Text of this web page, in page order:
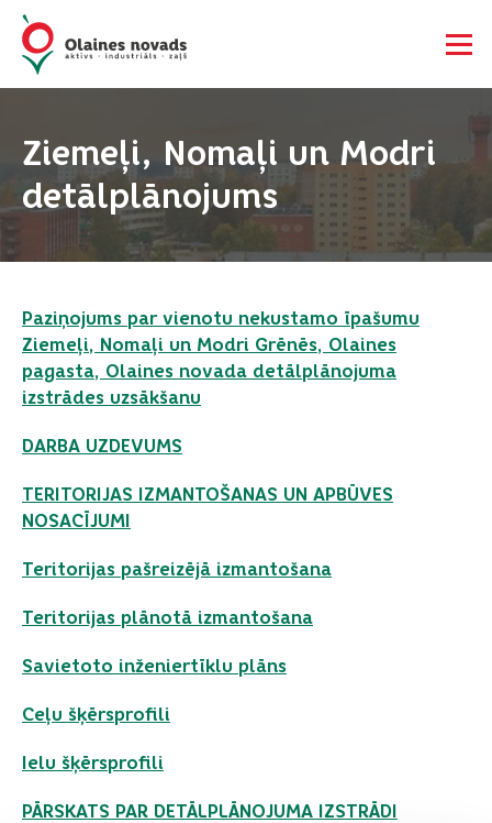
Ziemeļi, Nomaļi un Modri
detālplānojums
Paziņojums par vienotu nekustamo īpašumu
Ziemeļi, Nomaļi un Modri Grēnēs, Olaines
pagasta, Olaines novada detālplānojuma
izstrādes uzsākšanu
DARBA UZDEVUMS
TERITORIJAS IZMANTOŠANAS UN APBŪVES
NOSACĪJUMI
Teritorijas pašreizējā izmantošana
Teritorijas plānotā izmantošana
Savietoto inženiertīklu plāns
Ceļu šķērsprofili
Ielu šķērsprofili
PĀRSKATS PAR DETĀLPLĀNOJUMA IZSTRĀDI